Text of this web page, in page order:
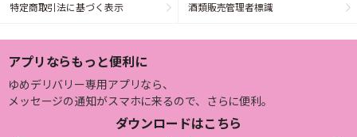
特定商取引法に基づく表示 酒類販売管理者標識
アプリならもっと便利に
ゆめデリバリー専用アプリなら、
メッセージの通知がスマホに来るので、さらに便利。
ダウンロードはこちら